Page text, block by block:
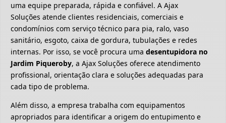
uma equipe preparada, rápida e confiável. A Ajax
Soluções atende clientes residenciais, comerciais e
condomínios com serviço técnico para pia, ralo, vaso
sanitário, esgoto, caixa de gordura, tubulações e redes
internas. Por isso, se você procura uma desentupidora no
Jardim Piqueroby, a Ajax Soluções oferece atendimento
profissional, orientação clara e soluções adequadas para
cada tipo de problema.
Além disso, a empresa trabalha com equipamentos
apropriados para identificar a origem do entupimento e